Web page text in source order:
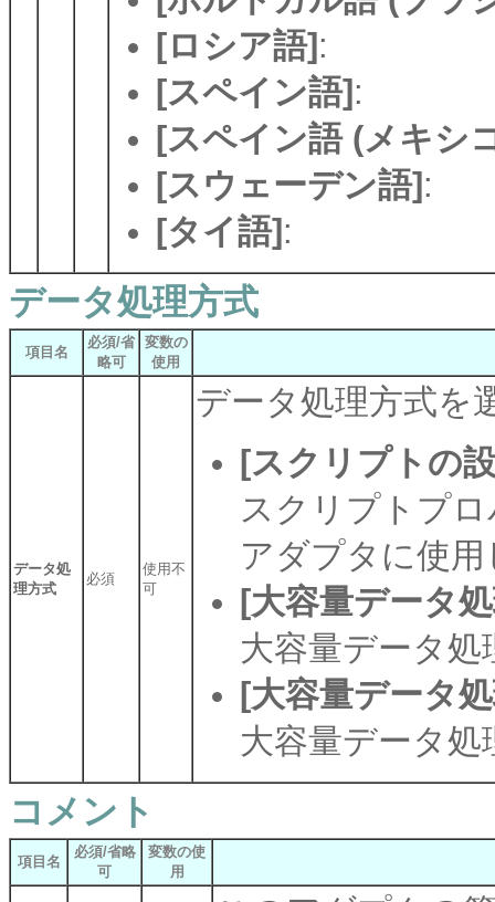
[ロシア語] :
[スペイン語] :
[スペイン語 (メキシ
[スウェーデン語] :
[タイ語] :
データ処理方式
項目名
必須/省
略可
変数の
使用
データ処
理方式
必須
使用不
可
データ処理方式を
[スクリプトの
スクリプトプ
アダプタに使
[大容量データ
大容量データ
[大容量データ
大容量データ
コメント
項目名
必須/省略
可
変数の使
用